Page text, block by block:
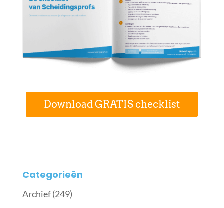
Download GRATIS checklist
Categorieën
Archief(249)